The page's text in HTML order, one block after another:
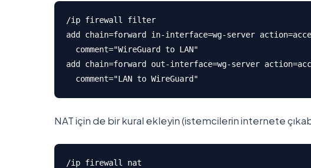
/ip firewall filter
add chain=forward in-interface=wg-server
  comment="WireGuard to LAN"
add chain=forward out-interface=wg-server
  comment="LAN to WireGuard"
NAT için de bir kural ekleyin (istemcilerin internete
/ip firewall nat